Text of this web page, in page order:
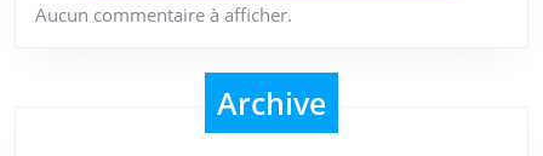
Aucun commentaire à afficher.
Archive